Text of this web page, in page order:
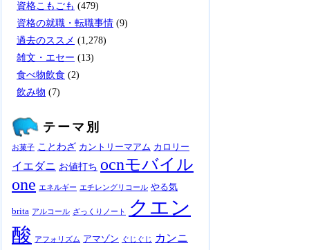
資格こもごも (479)
資格の就職・転職事情 (9)
過去のススメ (1,278)
雑文・エセー (13)
食べ物飲食 (2)
飲み物 (7)
テーマ別
お菓子 ことわざ カントリーマアム カロリー
イエダニ お値打ち ocnモバイル
one エネルギー エチレングリコール やる気
brita アルコール ざっくりノート
クエン
酸
アフォリズム アマゾン ぐじぐじ
カンニ